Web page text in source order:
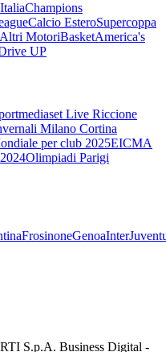
Champions
Calcio EsteroSupercoppa
Altri MotoriBasketAmerica's
UP
Live Riccione
Milano Cortina
per club 2025EICMA
Olimpiadi Parigi
FrosinoneGenoaInter
RTI S.p.A. Business Digital -